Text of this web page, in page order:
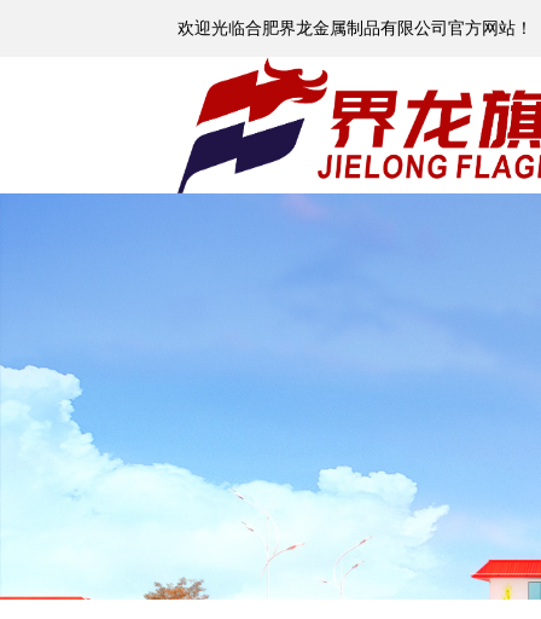
欢迎光临合肥界龙金属制品有限公司官方网站！